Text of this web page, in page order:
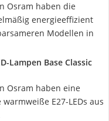
Osram haben die
energieeffizient
Modellen in
Lampen Base Classic
Osram haben eine
E27-LEDs aus